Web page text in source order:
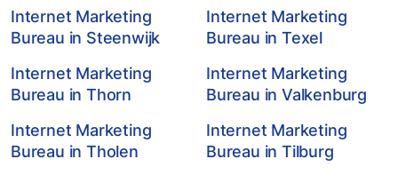
Internet Marketing
Bureau in Steenwijk
Internet Marketing
Bureau in Texel
Internet Marketing
Bureau in Thorn
Internet Marketing
Bureau in Valkenburg
Internet Marketing
Bureau in Tholen
Internet Marketing
Bureau in Tilburg